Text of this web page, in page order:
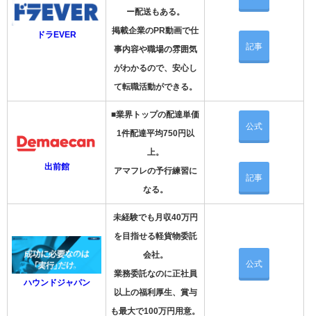
ドラEVER
ー配送もある。
掲載企業のPR動画で仕
事内容や職場の雰囲気
がわかるので、安心し
て転職活動ができる。
記事
出前館
■業界トップの配達単価
1件配達平均750円以
上。
アマフレの予行練習に
なる。
公式
記事
ハウンドジャパン
未経験でも月収40万円
を目指せる軽貨物委託
会社。
業務委託なのに正社員
以上の福利厚生、賞与
も最大で100万円用意。
公式